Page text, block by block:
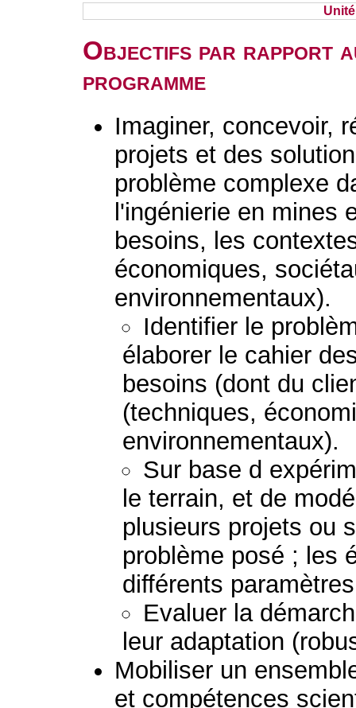
Objectifs par rapport
programme
Imaginer, concevoir,
projets et des
problème complexe
l'ingénierie en mines
besoins, les
économiques,
environnementaux).
Identifier le
élaborer le cahier
besoins (dont du
(techniques,
environnementaux).
Sur base d
le terrain, et de
plusieurs projets ou
problème posé ; les
différents
Evaluer la
leur adaptation
Mobiliser un
et compétences